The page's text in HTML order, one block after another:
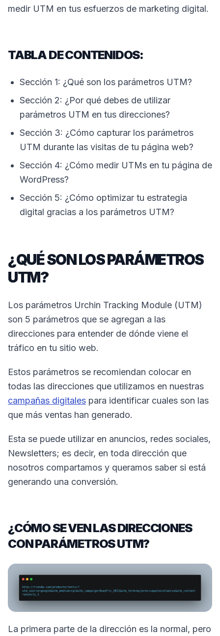
medir UTM en tus esfuerzos de marketing digital.
TABLA DE CONTENIDOS:
Sección 1: ¿Qué son los parámetros UTM?
Sección 2: ¿Por qué debes de utilizar
parámetros UTM en tus direcciones?
Sección 3: ¿Cómo capturar los parámetros
UTM durante las visitas de tu página web?
Sección 4: ¿Cómo medir UTMs en tu página de
WordPress?
Sección 5: ¿Cómo optimizar tu estrategia
digital gracias a los parámetros UTM?
¿QUÉ SON LOS PARÁMETROS
UTM?
Los parámetros Urchin Tracking Module (UTM)
son 5 parámetros que se agregan a las
direcciones para entender de dónde viene el
tráfico en tu sitio web.
Estos parámetros se recomiendan colocar en
todas las direcciones que utilizamos en nuestras
campañas digitales para identificar cuales son las
que más ventas han generado.
Esta se puede utilizar en anuncios, redes sociales,
Newsletters; es decir, en toda dirección que
nosotros compartamos y queramos saber si está
generando una conversión.
¿CÓMO SE VEN LAS DIRECCIONES
CON PARÁMETROS UTM?
La primera parte de la dirección es la normal, pero